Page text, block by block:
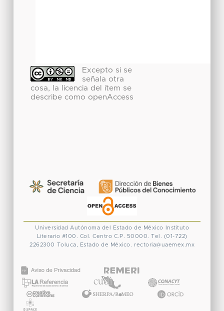
Excepto si se
señala otra
cosa, la licencia del ítem se
describe como openAccess
Universidad Autónoma del Estado de México
Instituto
Literario #100. Col. Centro C.P. 50000. Tel. (01-722)
2262300 Toluca, Estado de México. rectoria@uaemex.mx